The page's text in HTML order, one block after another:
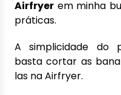
Airfryer em minha
práticas.
A simplicidade do
basta cortar as
las na Airfryer.